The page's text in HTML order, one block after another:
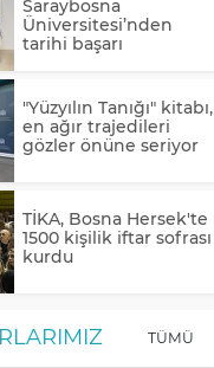
Saraybosna
Üniversitesi’nden
tarihi başarı
"Yüzyılın Tanığı" kitabı,
en ağır trajedileri
gözler önüne seriyor
TİKA, Bosna Hersek'te
1500 kişilik iftar sofrası
kurdu
TÜMÜ